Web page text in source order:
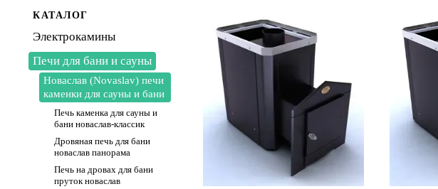
КАТАЛОГ
Электрокамины
Печи для бани и сауны
Новаслав (Novaslav) печи
каменки для сауны и бани
Печь каменка для сауны и
бани новаслав-классик
Дровяная печь для бани
новаслав панорама
Печь на дровах для бани
пруток новаслав